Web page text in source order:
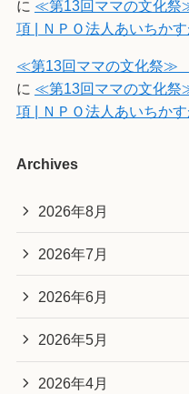
に ≪第13回ママの文化
項 | ＮＰＯ法人あいちかす
≪第13回ママの文化祭≫
に ≪第13回ママの文化
項 | ＮＰＯ法人あいちかす
Archives
2026年8月
2026年7月
2026年6月
2026年5月
2026年4月